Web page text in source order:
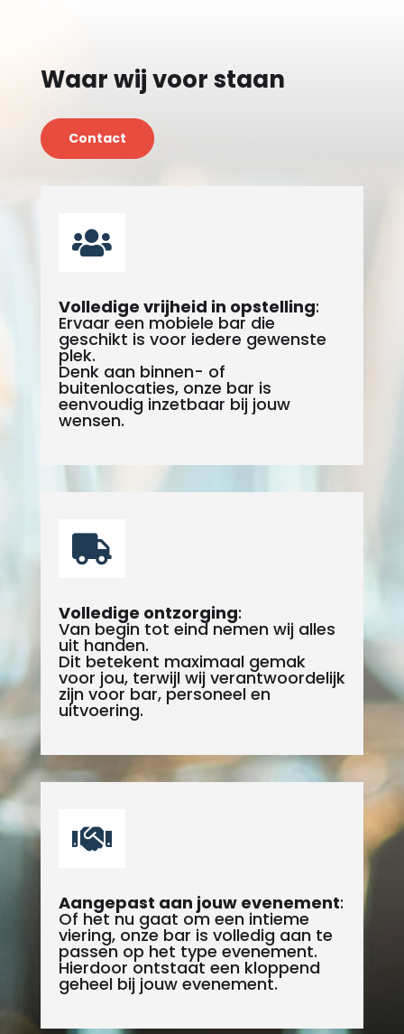
Waar wij voor staan
Contact

Volledige vrijheid in opstelling:
Ervaar een mobiele bar die
geschikt is voor iedere gewenste
plek.
Denk aan binnen- of
buitenlocaties, onze bar is
eenvoudig inzetbaar bij jouw
wensen.

Volledige ontzorging:
Van begin tot eind nemen wij alles
uit handen.
Dit betekent maximaal gemak
voor jou, terwijl wij verantwoordelijk
zijn voor bar, personeel en
uitvoering.

Aangepast aan jouw evenement:
Of het nu gaat om een intieme
viering, onze bar is volledig aan te
passen op het type evenement.
Hierdoor ontstaat een kloppend
geheel bij jouw evenement.